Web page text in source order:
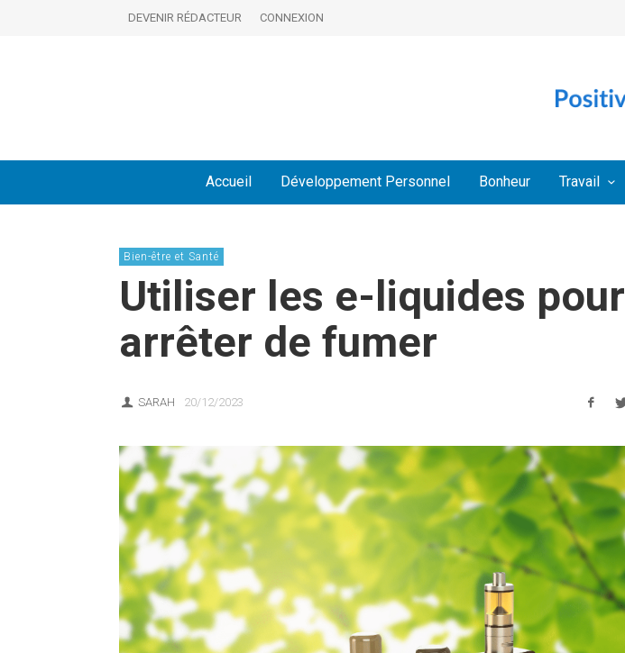
DEVENIR RÉDACTEUR CONNEXION
Accueil Développement Personnel Bonheur Travail
Bien-être et Santé
Utiliser les e-liquides pour
arrêter de fumer
SARAH 20/12/2023